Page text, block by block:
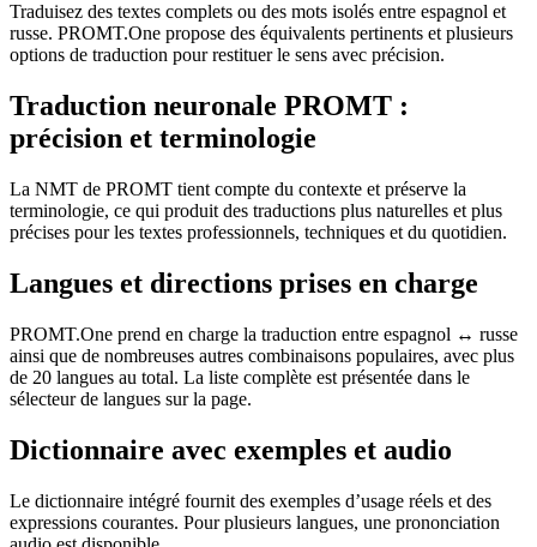
Traduisez des textes complets ou des mots isolés entre espagnol et
russe. PROMT.One propose des équivalents pertinents et plusieurs
options de traduction pour restituer le sens avec précision.
Traduction neuronale PROMT :
précision et terminologie
La NMT de PROMT tient compte du contexte et préserve la
terminologie, ce qui produit des traductions plus naturelles et plus
précises pour les textes professionnels, techniques et du quotidien.
Langues et directions prises en charge
PROMT.One prend en charge la traduction entre espagnol ↔ russe
ainsi que de nombreuses autres combinaisons populaires, avec plus
de 20 langues au total. La liste complète est présentée dans le
sélecteur de langues sur la page.
Dictionnaire avec exemples et audio
Le dictionnaire intégré fournit des exemples d’usage réels et des
expressions courantes. Pour plusieurs langues, une prononciation